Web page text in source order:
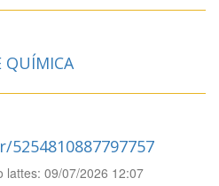
QUÍMICA
lattes: 09/07/2026 12:07